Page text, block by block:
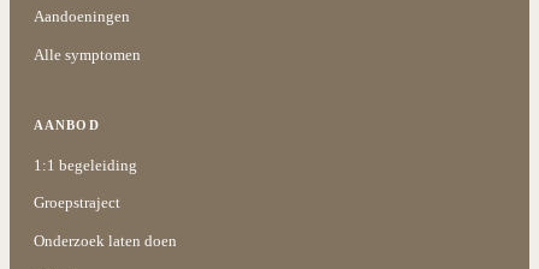
Aandoeningen
Alle symptomen
AANBOD
1:1 begeleiding
Groepstraject
Onderzoek laten doen